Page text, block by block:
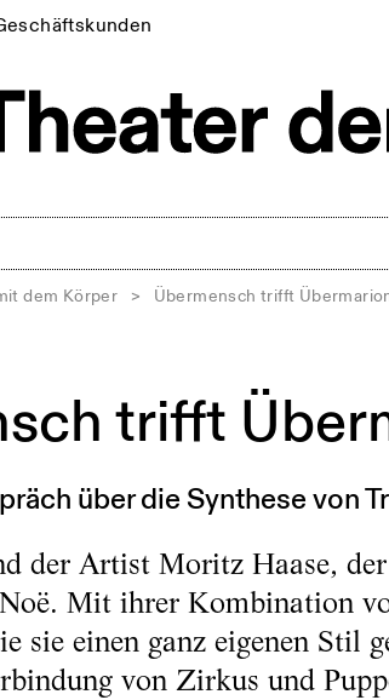
dem Körper > Übermensch trifft
trifft
über die Synthese von
der Artist Moritz Haase,
Mit ihrer Kombination
sie einen ganz eigenen Stil
von Zirkus und